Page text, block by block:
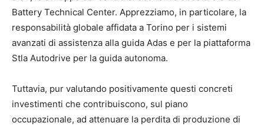
Battery Technical Center. Apprezziamo, in particolare, la
responsabilità globale affidata a Torino per i sistemi
avanzati di assistenza alla guida Adas e per la piattaforma
Stla Autodrive per la guida autonoma.
Tuttavia, pur valutando positivamente questi concreti
investimenti che contribuiscono, sul piano
occupazionale, ad attenuare la perdita di produzione di